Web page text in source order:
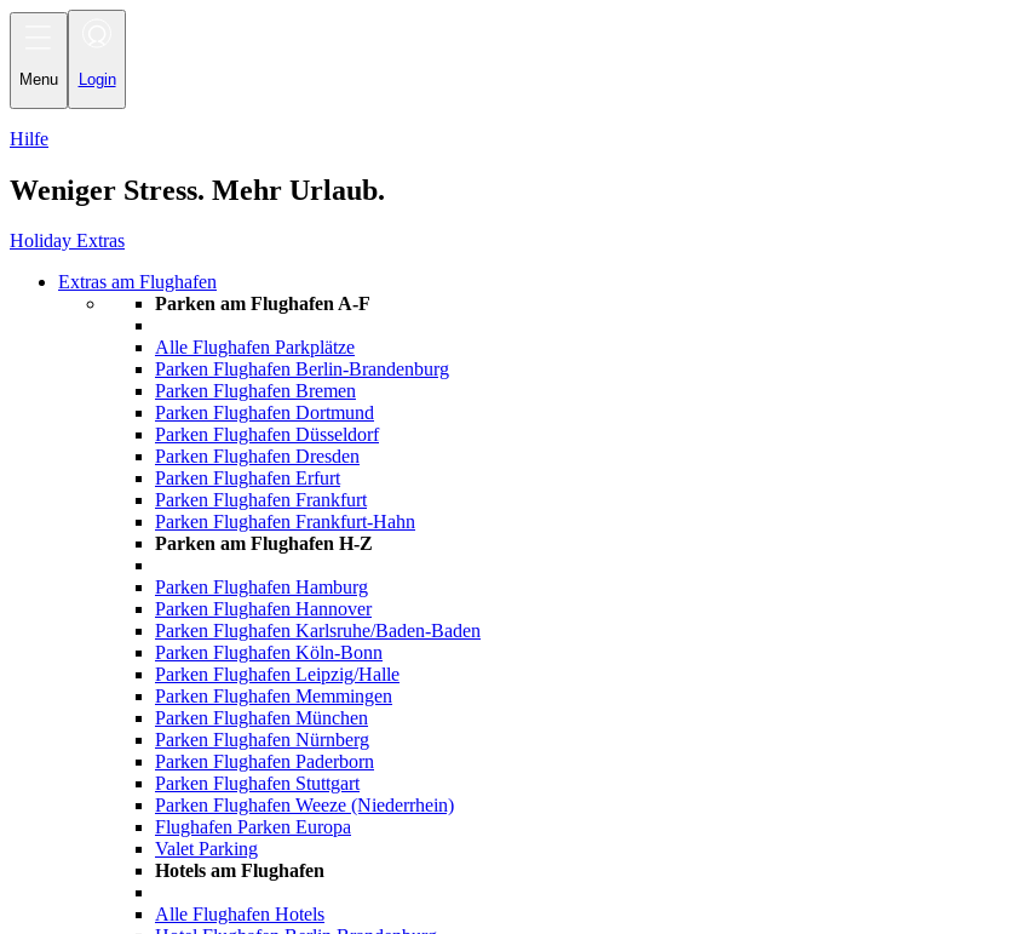
Menu Login
Hilfe
Weniger Stress. Mehr Urlaub.
Holiday Extras
Extras am Flughafen
Parken am Flughafen A-F
Alle Flughafen Parkplätze
Parken Flughafen Berlin-Brandenburg
Parken Flughafen Bremen
Parken Flughafen Dortmund
Parken Flughafen Düsseldorf
Parken Flughafen Dresden
Parken Flughafen Erfurt
Parken Flughafen Frankfurt
Parken Flughafen Frankfurt-Hahn
Parken am Flughafen H-Z
Parken Flughafen Hamburg
Parken Flughafen Hannover
Parken Flughafen Karlsruhe/Baden-Baden
Parken Flughafen Köln-Bonn
Parken Flughafen Leipzig/Halle
Parken Flughafen Memmingen
Parken Flughafen München
Parken Flughafen Nürnberg
Parken Flughafen Paderborn
Parken Flughafen Stuttgart
Parken Flughafen Weeze (Niederrhein)
Flughafen Parken Europa
Valet Parking
Hotels am Flughafen
Alle Flughafen Hotels